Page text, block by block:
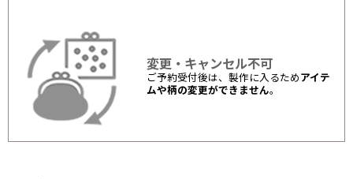
変更・キャンセル不可
ご予約受付後は、製作に入るため アイテ
ムや柄の変更ができません。